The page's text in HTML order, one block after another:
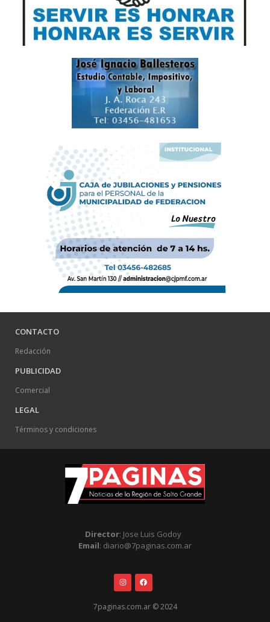
CONTACTO
Redacción
PUBLICIDAD
Comercial
LEGAL
Términos y condiciones
Director: Jose Luis Godoy
Email: diario@7paginas.com.ar
7paginas.com.ar © 2024